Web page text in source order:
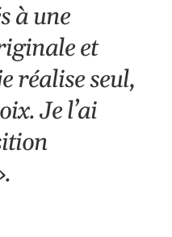
à une
et
réalise seul,
Je l’ai